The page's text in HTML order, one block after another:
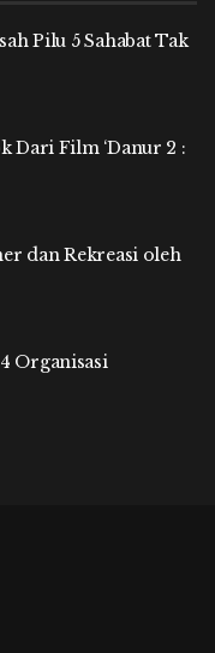
Pilu 5 Sahabat Tak
Dari Film ‘Danur 2 :
dan Rekreasi oleh
Organisasi